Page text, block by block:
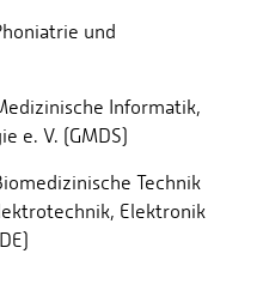
und
Informatik,
e. V. (GMDS)
Technik
Elektronik